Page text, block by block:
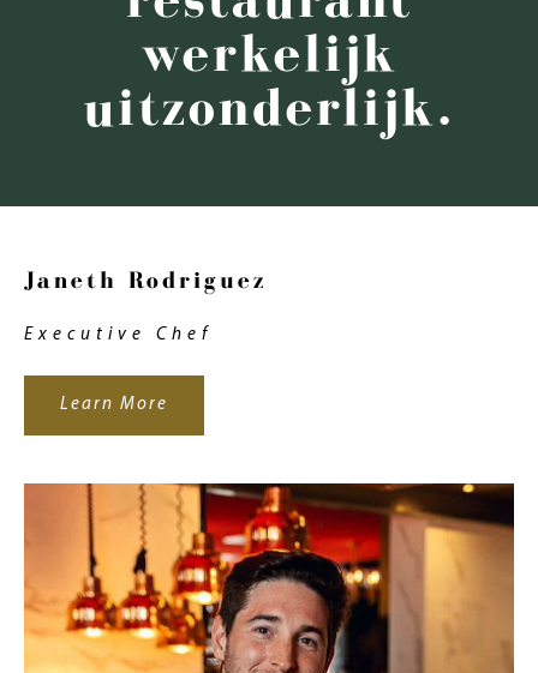
werkelijk
uitzonderlijk.
Janeth Rodriguez
Executive Chef
Learn More